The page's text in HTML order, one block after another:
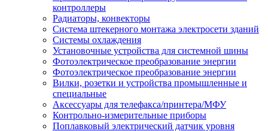
контроллеры
Радиаторы, конвекторы
Система штекерного монтажа электросети зданий
Системы охлаждения
Установочные устройства для системной шины
Фотоэлектрическое преобразование энергии
Фотоэлектрическое преобразование энергии
Вилки, розетки и устройства промышленные и
специальные
Аксессуары для телефакса/принтера/МФУ
Контрольно-измерительные приборы
Поплавковый электрический датчик уровня